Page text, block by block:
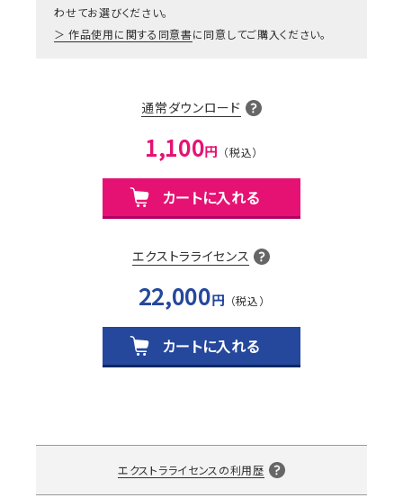
わせてお選びください。
作品使用に関する同意書に同意してご購入ください。
通常ダウンロード
1,100円
カートに入れる
エクストラライセンス
22,000円
カートに入れる
エクストラライセンスの利用歴